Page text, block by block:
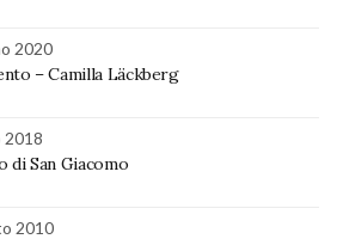
2020
– Camilla Läckberg
2018
di San Giacomo
2010